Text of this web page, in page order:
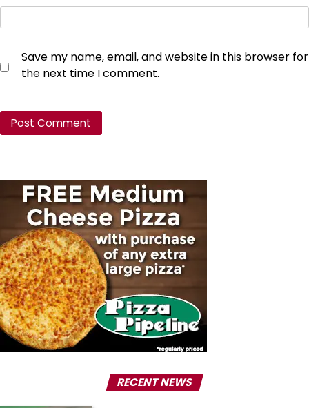
Save my name, email, and website in this browser for
the next time I comment.
RECENT NEWS